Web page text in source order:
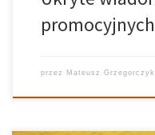
przez Mateusz Grzegorczyk